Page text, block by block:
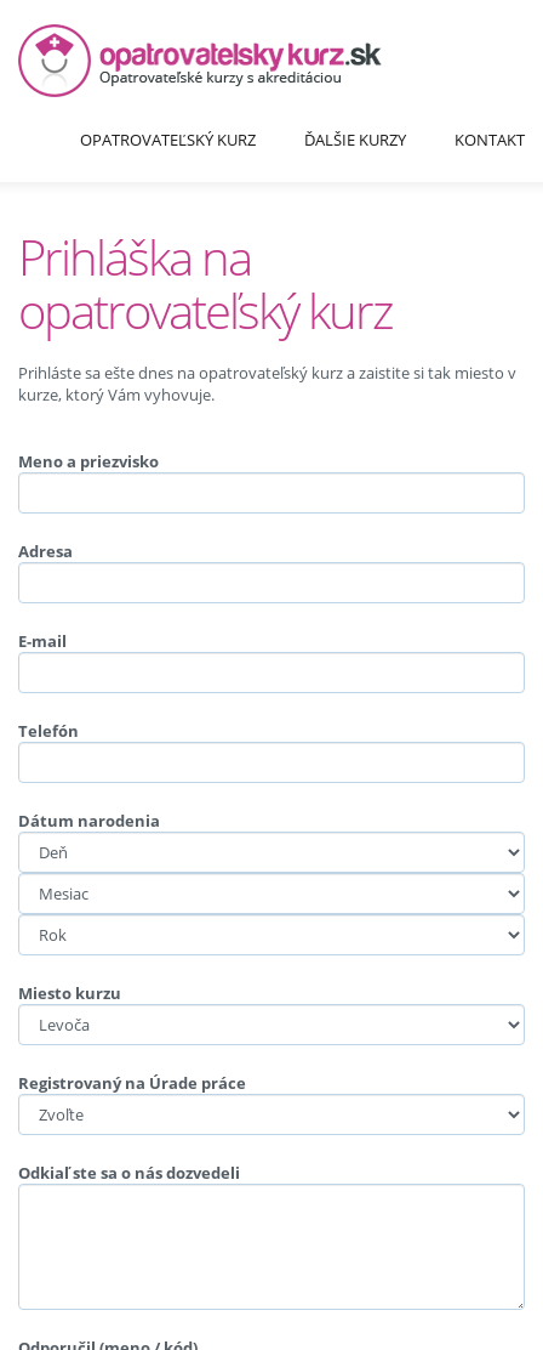
OPATROVATEĽSKÝ KURZ ĎALŠIE KURZY KONTAKT
Prihláška na
opatrovateľský kurz
Prihláste sa ešte dnes na opatrovateľský kurz a zaistite si tak miesto v
kurze, ktorý Vám vyhovuje.
Meno a priezvisko
Adresa
E-mail
Telefón
Dátum narodenia
Miesto kurzu
Registrovaný na Úrade práce
Odkiaľ ste sa o nás dozvedeli